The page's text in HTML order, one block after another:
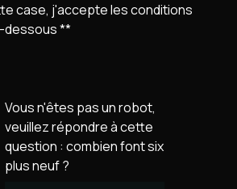
case, j'accepte les conditions
dessous **
Vous n'êtes pas un robot,
veuillez répondre à cette
question : combien font six
plus neuf ?